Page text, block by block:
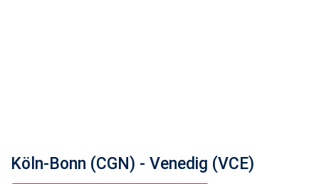
Köln-Bonn (CGN) - Venedig (VCE)